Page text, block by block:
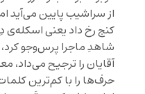
از سراشیب پایین می‌آید
کنج رخ داد یعنی اسکله‌ی
شاهدِ ماجرا پرس‌وجو
آقایان را ترجیح می‌داد،
حرف‌ها را با کم‌ترین